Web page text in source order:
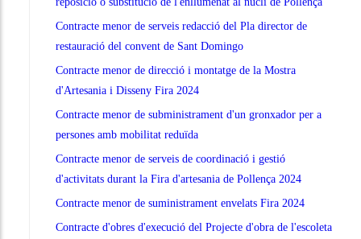
Contracte menor de serveis redacció del Pla director de
restauració del convent de Sant Domingo
Contracte menor de direcció i montatge de la Mostra
d'Artesania i Disseny Fira 2024
Contracte menor de subministrament d'un gronxador per a
persones amb mobilitat reduïda
Contracte menor de serveis de coordinació i gestió
d'activitats durant la Fira d'artesania de Pollença 2024
Contracte menor de suministrament envelats Fira 2024
Contracte d'obres d'execució del Projecte d'obra de l'escoleta